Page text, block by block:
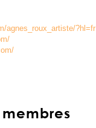
agnes_roux_artiste/?hl=fr